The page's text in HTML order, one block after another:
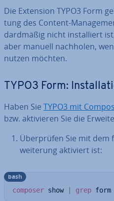
Die Extension TYPO3 Form
tung des Content-
dard­mä­ßig nicht in­stal­liert
aber manuell nachholen,
nutzen möchten.
TYPO3 Form:
Haben Sie TYPO3 mit
bzw. ak­ti­vie­ren Sie die
Über­prü­fen Sie mit dem
wei­te­rung aktiviert ist:
composer show grep form
bash